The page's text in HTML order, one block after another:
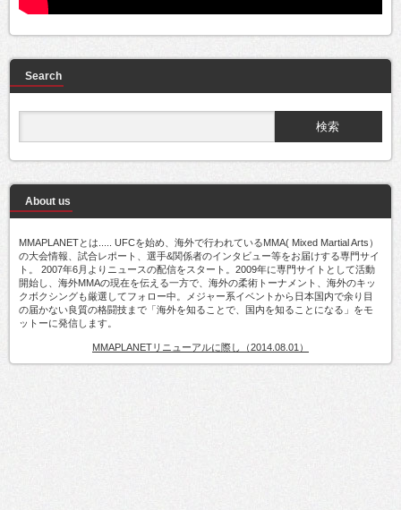
Search
About us
MMAPLANETとは..... UFCを始め、海外で行われているMMA( Mixed Martial Arts）
の大会情報、試合レポート、選手&関係者のインタビュー等をお届けする専門サイ
ト。 2007年6月よりニュースの配信をスタート。2009年に専門サイトとして活動
開始し、海外MMAの現在を伝える一方で、海外の柔術トーナメント、海外のキッ
クボクシングも厳選してフォロー中。メジャー系イベントから日本国内で余り目
の届かない良質の格闘技まで「海外を知ることで、国内を知ることになる」をモ
ットーに発信します。
MMAPLANETリニューアルに際し（2014.08.01）